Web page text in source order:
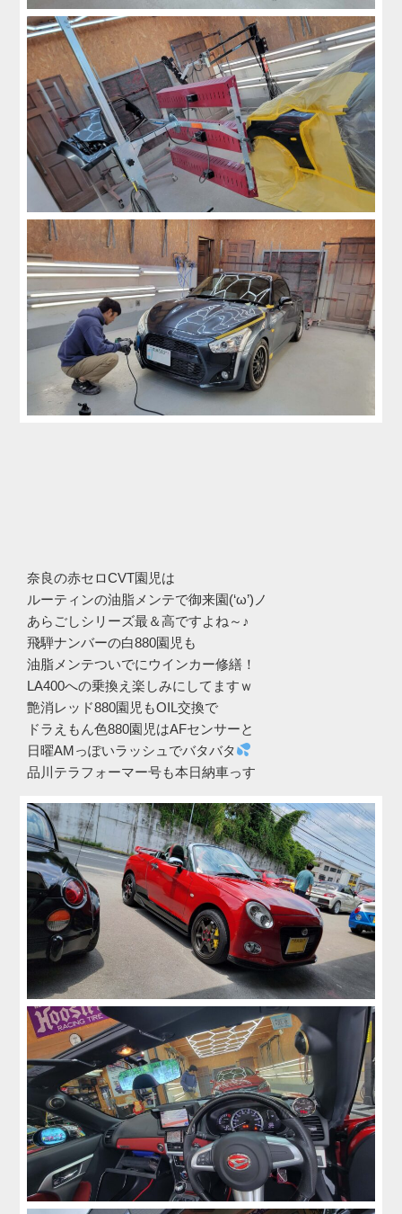
奈良の赤セロCVT園児は
ルーティンの油脂メンテで御来園(‘ω’)ノ
あらごしシリーズ最＆高ですよね～♪
飛騨ナンバーの白880園児も
油脂メンテついでにウインカー修繕！
LA400への乗換え楽しみにしてますｗ
艶消レッド880園児もOIL交換で
ドラえもん色880園児はAFセンサーと
日曜AMっぽいラッシュでバタバタ
品川テラフォーマー号も本日納車っす